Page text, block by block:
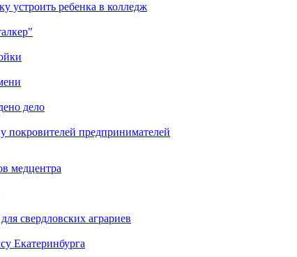
устроить ребенка в колледж
дело
покровителей предпринимателей
медцентра
свердловских аграриев
Екатеринбурга